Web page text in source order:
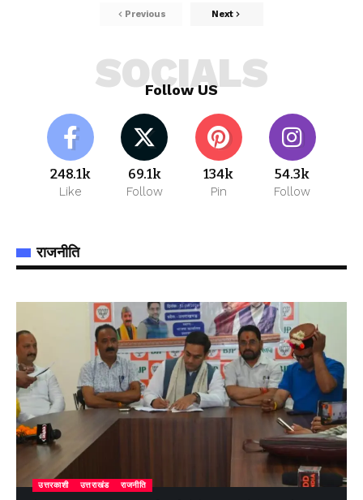
Previous Next
Follow US
SOCIALS
248.1k
Like
69.1k
Follow
134k
Pin
54.3k
Follow
राजनीति
उत्तरकाशी उत्तराखंड राजनीति